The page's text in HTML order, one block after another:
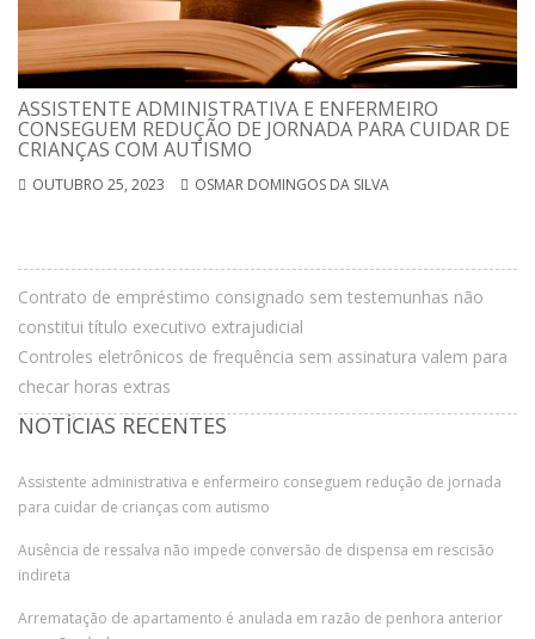
ASSISTENTE ADMINISTRATIVA E ENFERMEIRO
CONSEGUEM REDUÇÃO DE JORNADA PARA CUIDAR DE
CRIANÇAS COM AUTISMO
OUTUBRO 25, 2023 OSMAR DOMINGOS DA SILVA
Contrato de empréstimo consignado sem testemunhas não
constitui título executivo extrajudicial
Controles eletrônicos de frequência sem assinatura valem para
checar horas extras
NOTÍCIAS RECENTES
Assistente administrativa e enfermeiro conseguem redução de jornada
para cuidar de crianças com autismo
Ausência de ressalva não impede conversão de dispensa em rescisão
indireta
Arrematação de apartamento é anulada em razão de penhora anterior